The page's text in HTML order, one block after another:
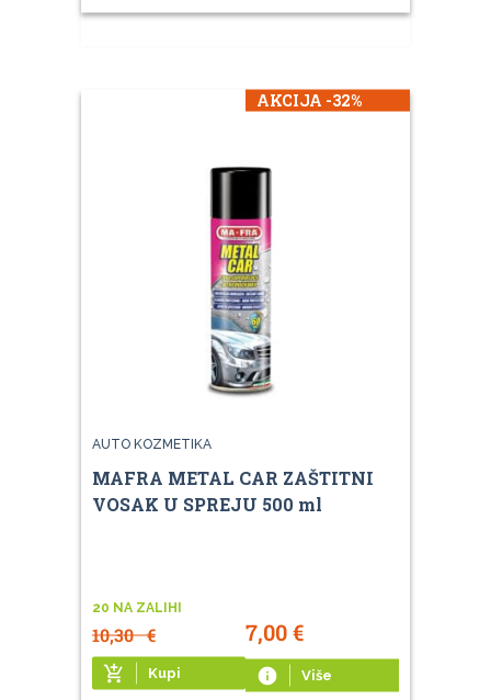
AKCIJA -32%
AUTO KOZMETIKA
MAFRA METAL CAR ZAŠTITNI
VOSAK U SPREJU 500 ml
20 NA ZALIHI
10,30€ 7,00€
add_shopping_cart Kupi info Više